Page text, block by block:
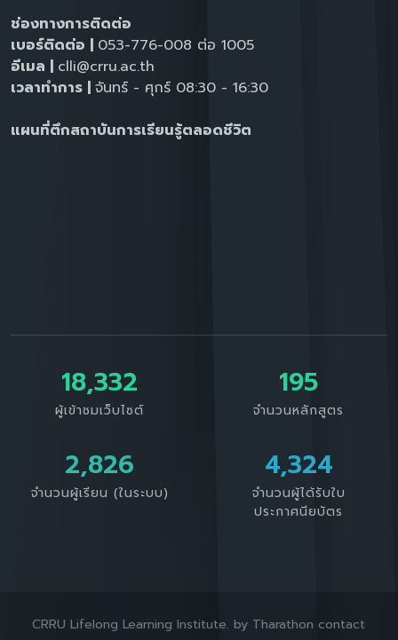
ช่องทางการติดต่อ
เบอร์ติดต่อ | 053-776-008 ต่อ 1005
อีเมล | clli@crru.ac.th
เวลาทำการ | จันทร์ - ศุกร์ 08:30 - 16:30
แผนที่ตึกสถาบันการเรียนรู้ตลอดชีวิต
18,332
ผู้เข้าชมเว็บไซต์
195
จำนวนหลักสูตร
3,052
จำนวนผู้เรียน (ในระบบ)
4,324
จำนวนผู้ได้รับใบ
ประกาศนียบัตร
CRRU Lifelong Learning Institute. by Tharathon contact